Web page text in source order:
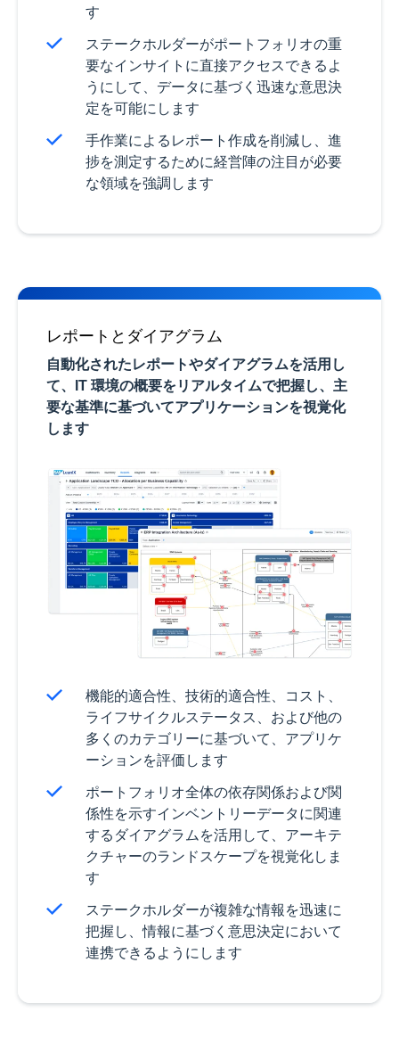
す
ステークホルダーがポートフォリオの重
要なインサイトに直接アクセスできるよ
うにして、データに基づく迅速な意思決
定を可能にします
手作業によるレポート作成を削減し、進
捗を測定するために経営陣の注目が必要
な領域を強調します
レポートとダイアグラム
自動化されたレポートやダイアグラムを活用し
て、IT 環境の概要をリアルタイムで把握し、主
要な基準に基づいてアプリケーションを視覚化
します
機能的適合性、技術的適合性、コスト、
ライフサイクルステータス、および他の
多くのカテゴリーに基づいて、アプリケ
ーションを評価します
ポートフォリオ全体の依存関係および関
係性を示すインベントリーデータに関連
するダイアグラムを活用して、アーキテ
クチャーのランドスケープを視覚化しま
す
ステークホルダーが複雑な情報を迅速に
把握し、情報に基づく意思決定において
連携できるようにします